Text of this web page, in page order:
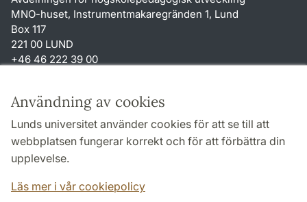
Användning av cookies
Lunds universitet använder cookies för att se till att
webbplatsen fungerar korrekt och för att förbättra din
upplevelse.
Läs mer i vår cookiepolicy
MNO-huset, Instrumentmakaregränden 1, Lund
Box 117
221 00 LUND
+46 46 222 39 00
Genvägar
Om webbplatsen och cookies
Tillgänglighetsredogörelse
Behandling av personuppgifter